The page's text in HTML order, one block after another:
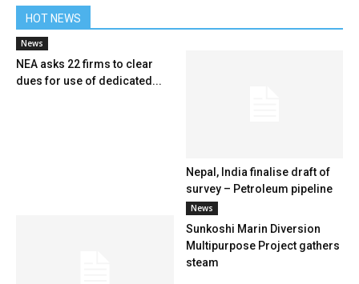
HOT NEWS
News
NEA asks 22 firms to clear
dues for use of dedicated...
Nepal, India finalise draft of
survey – Petroleum pipeline
News
Sunkoshi Marin Diversion
Multipurpose Project gathers
steam